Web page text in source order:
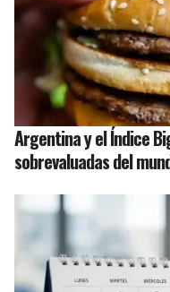
Argentina y el Índice
sobrevaluadas del